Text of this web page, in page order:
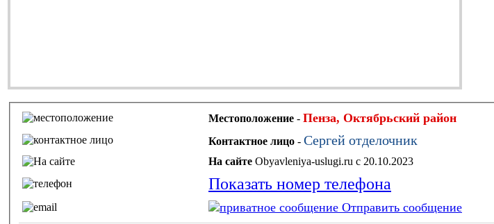
Местоположение - Пенза, Октябрьский район
Контактное лицо - Сергей отделочник
На сайте Obyavleniya-uslugi.ru с 20.10.2023
Показать номер телефона
Отправить сообщение